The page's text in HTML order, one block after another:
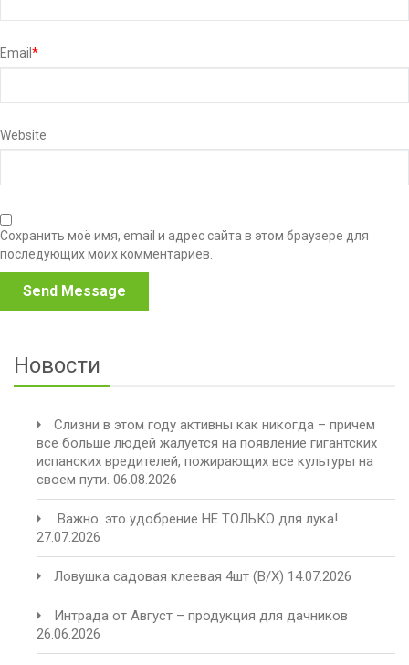
Email *
Website
Сохранить моё имя, email и адрес сайта в этом браузере для
последующих моих комментариев.
Новости
Слизни в этом году активны как никогда – причем
все больше людей жалуется на появление гигантских
испанских вредителей, пожирающих все культуры на
своем пути. 06.08.2026
️ Важно: это удобрение НЕ ТОЛЬКО для лука!
27.07.2026
Ловушка садовая клеевая 4шт (В/Х) 14.07.2026
Интрада от Август – продукция для дачников
26.06.2026